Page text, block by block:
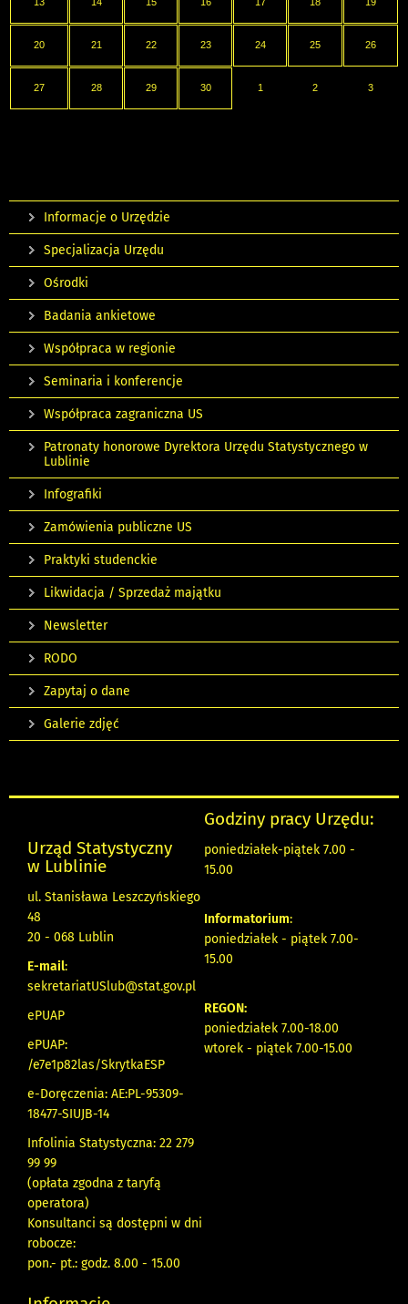
13 14 15 16 17 18 19
20 21 22 23 24 25 26
27 28 29 30 1 2 3
Informacje o Urzędzie
Specjalizacja Urzędu
Ośrodki
Badania ankietowe
Współpraca w regionie
Seminaria i konferencje
Współpraca zagraniczna US
Patronaty honorowe Dyrektora Urzędu Statystycznego w
Lublinie
Infografiki
Zamówienia publiczne US
Praktyki studenckie
Likwidacja / Sprzedaż majątku
Newsletter
RODO
Zapytaj o dane
Galerie zdjęć
Urząd Statystyczny
w Lublinie
ul. Stanisława Leszczyńskiego
48
20 - 068 Lublin
E-mail:
sekretariatUSlub@stat.gov.pl
ePUAP
ePUAP:
/e7e1p82las/SkrytkaESP
e-Doręczenia: AE:PL-95309-
18477-SIUJB-14
Infolinia Statystyczna: 22 279
99 99
(opłata zgodna z taryfą
operatora)
Konsultanci są dostępni w dni
robocze:
pon.- pt.: godz. 8.00 - 15.00
Godziny pracy Urzędu:
poniedziałek-piątek 7.00 -
15.00
Informatorium:
poniedziałek - piątek 7.00-
15.00
REGON:
poniedziałek 7.00-18.00
wtorek - piątek 7.00-15.00